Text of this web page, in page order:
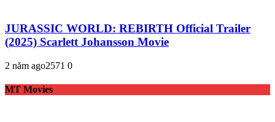
JURASSIC WORLD: REBIRTH Official Trailer
(2025) Scarlett Johansson Movie
2 năm ago2571 0
MT Movies